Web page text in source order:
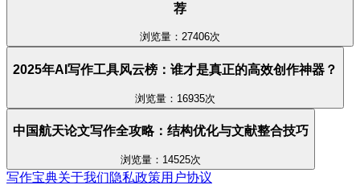
荐
浏览量：27406次
2025年AI写作工具风云榜：谁才是真正的高效创作神器？
浏览量：16935次
中国航天论文写作全攻略：结构优化与文献整合技巧
浏览量：14525次
写作宝典关于我们隐私政策用户协议